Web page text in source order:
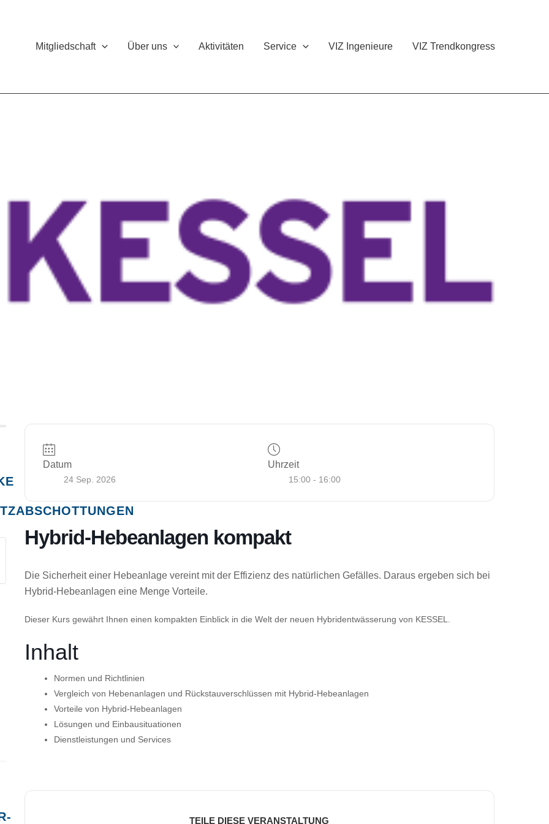
Mitgliedschaft Über uns Aktivitäten Service VIZ Ingenieure VIZ Trendkongress
Datum
24 Sep. 2026
Uhrzeit
15:00 - 16:00
Hybrid-Hebeanlagen kompakt
Die Sicherheit einer Hebeanlage vereint mit der Effizienz des natürlichen Gefälles. Daraus ergeben sich bei
Hybrid-Hebeanlagen eine Menge Vorteile.
Dieser Kurs gewährt Ihnen einen kompakten Einblick in die Welt der neuen Hybridentwässerung von KESSEL.
Inhalt
Normen und Richtlinien
Vergleich von Hebenanlagen und Rückstauverschlüssen mit Hybrid-Hebeanlagen
Vorteile von Hybrid-Hebeanlagen
Lösungen und Einbausituationen
Dienstleistungen und Services
TEILE DIESE VERANSTALTUNG